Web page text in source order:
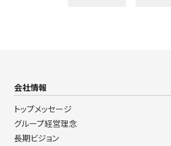
会社情報
トップメッセージ
グループ経営理念
長期ビジョン